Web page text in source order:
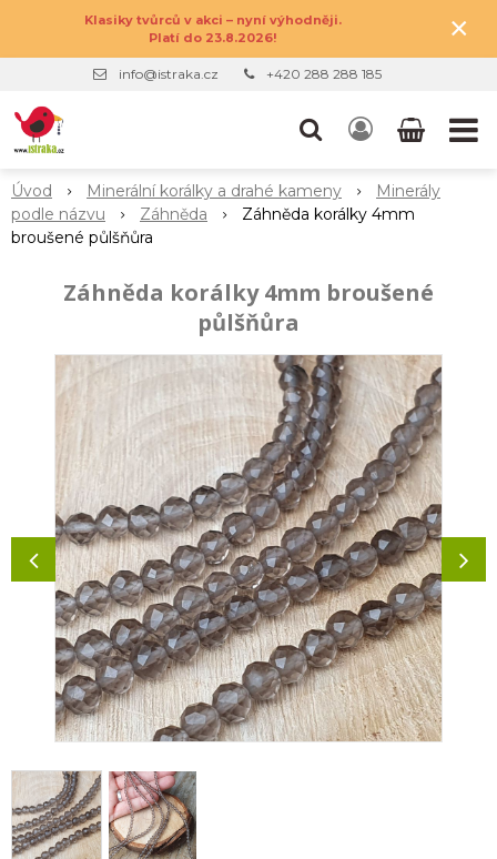
Klasiky tvůrců v akci – nyní výhodněji.
Platí do 23.8.2026!
×
info@istraka.cz +420 288 288 185
Úvod Minerální korálky a drahé kameny
Minerály
podle názvu
Záhněda
Záhněda korálky 4mm
broušené půlšňůra
Záhněda korálky 4mm broušené
půlšňůra